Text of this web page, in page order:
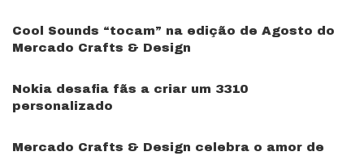
Cool Sounds “tocam” na edição de Agosto do
Mercado Crafts & Design
Nokia desafia fãs a criar um 3310
personalizado
Mercado Crafts & Design celebra o amor de